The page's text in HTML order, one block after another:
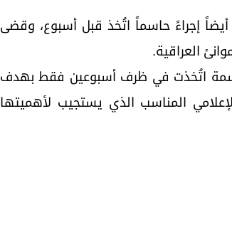
أيضاً إجراءً حاسماً اتُخذ قبل أسبوع، وقضى
العراقية.
تدوينته بالإشارة إلى أن هذه القرارات الـ3 الحاسمة اتُخذت في ظرف أسبوعين فقط بهدف
المناسب الذي يستجيب لأهميتها